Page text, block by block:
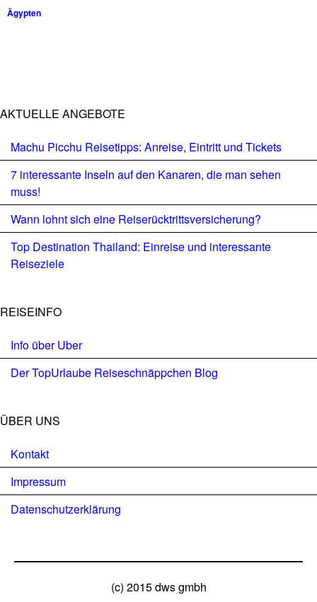
Ägypten
AKTUELLE ANGEBOTE
Machu Picchu Reisetipps: Anreise, Eintritt und Tickets
7 interessante Inseln auf den Kanaren, die man sehen
muss!
Wann lohnt sich eine Reiserücktrittsversicherung?
Top Destination Thailand: Einreise und interessante
Reiseziele
REISEINFO
Info über Uber
Der TopUrlaube Reiseschnäppchen Blog
ÜBER UNS
Kontakt
Impressum
Datenschutzerklärung
(c) 2015 dws gmbh